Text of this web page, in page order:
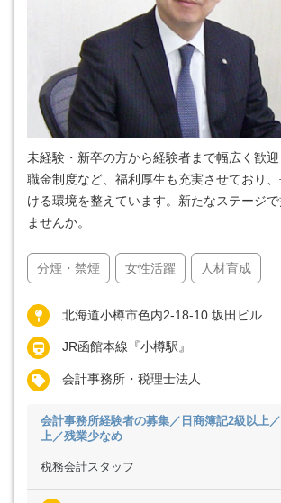
未経験・新卒の方から経験者まで幅広く歓
職金制度など、福利厚生も充実させており
ける環境を整えています。新たなステージ
ませんか。
分煙・禁煙 女性活躍 人材育成
北海道小樽市色内2-18-10 坂田ビル
JR函館本線『小樽駅』
会計事務所・税理士法人
会計事務所経験者の募集／日商簿記2級以上
上／残業少なめ
税務会計スタッフ